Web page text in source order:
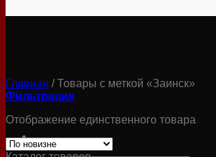
Главная /Товары с меткой «Заинск»
Фильтрация
Отображение единственного товара